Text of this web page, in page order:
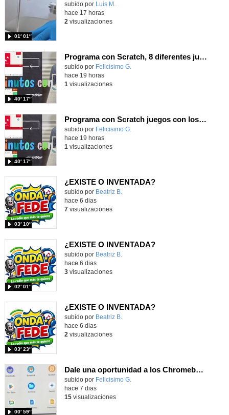
Contenido educativo.
subido por Luis M.
01′ 01″
hace 17 horas
2 visualizaciones
Programa con Scratch, 8 diferentes juegos para vivir la emoción de los partidos de España en el mundial 2026
Contenido educativo.
subido por Felicisimo G.
40′ 17″
hace 19 horas
1 visualizaciones
Programa con Scratch juegos con los partidos del mundial 2026 ganados por España
Contenido educativo.
subido por Felicisimo G.
40′ 17″
hace 19 horas
1 visualizaciones
¿EXISTE O INVENTADA?
Contenido educativo.
subido por Beatriz B.
03′ 10″
hace 6 dias
7visualizaciones
¿EXISTE O INVENTADA?
Contenido educativo.
subido por Beatriz B.
02′ 01″
hace 6 dias
3visualizaciones
¿EXISTE O INVENTADA?
Contenido educativo.
subido por Beatriz B.
03′ 23″
hace 6 dias
2 visualizaciones
Dale una oportunidad a los Chromebooks y utiliza un proyector para realizar talleres si no tienes pantallas táctiles
Contenido educativo.
subido por Felicisimo G.
00′ 59″
hace 7 dias
15visualizaciones